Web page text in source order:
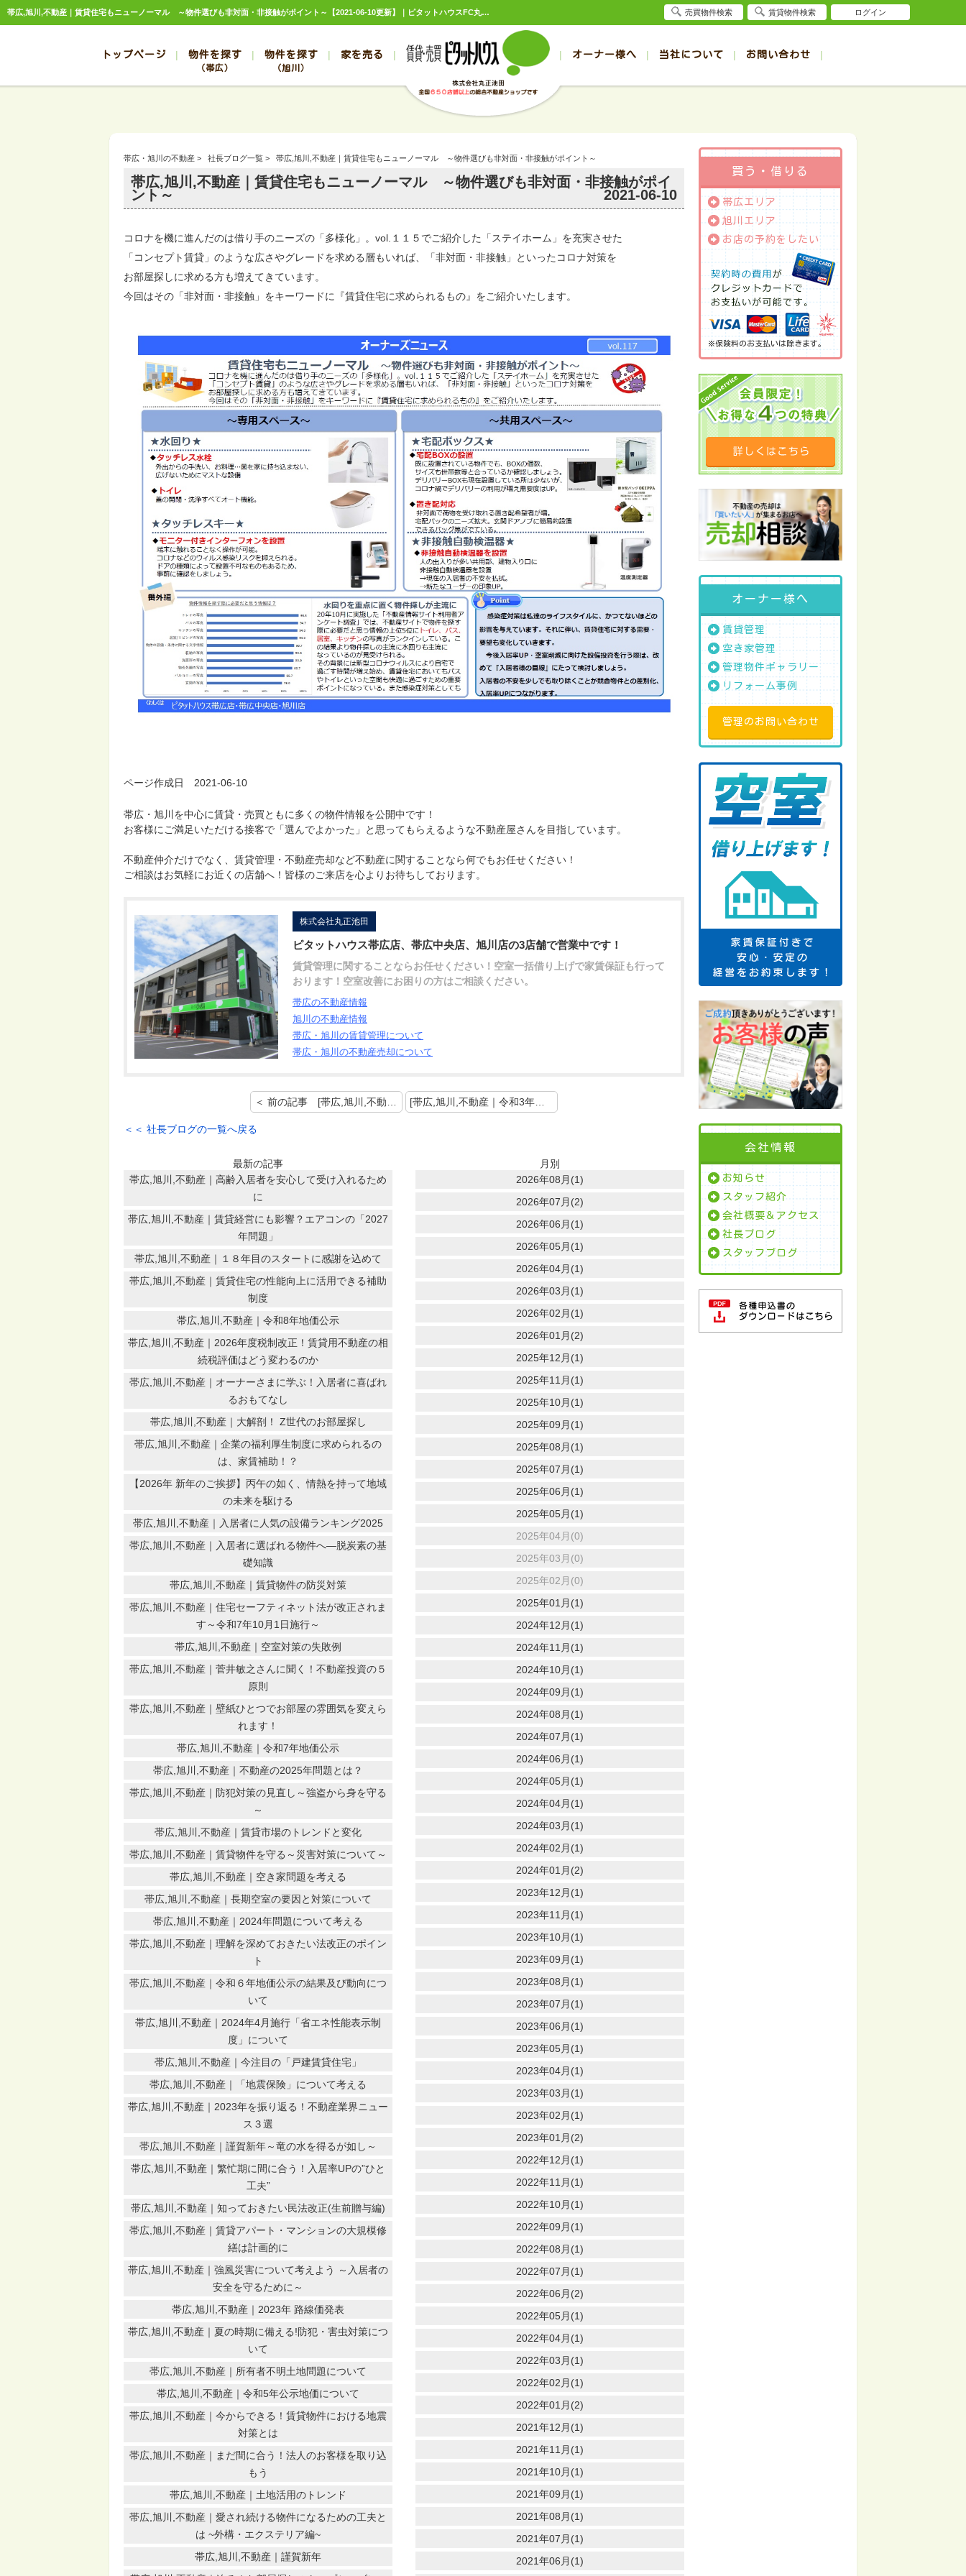
帯広,旭川,不動産｜賃貸住宅もニューノーマル ～物件選びも非対面・非接触がポイント～【2021-06-10更新】｜ピタットハウスFC丸正池田
トップページ 物件を探す
（帯広）
売買
帯広の土地
帯広の中古マンション
帯広の3000万～4000万円
帯広の4000万以上
帯広の賃貸一戸建て
帯広の賃貸事務所
帯広の1DK～1LDK賃貸
帯広の2K～2LDK賃貸
帯広の3K～3LDK賃貸
帯広の4K以上賃貸
物件を探す
（旭川）
売買
旭川の土地
旭川の中古マンション
旭川の3000万～4000万円
旭川の4000万以上
旭川の賃貸一戸建て
旭川の賃貸事務所
旭川の1DK～1LDK賃貸
旭川の2K～2LDK賃貸
旭川の3K～3LDK賃貸
旭川の4K以上賃貸
家を売る オーナー様へ 当社について
スタッフブログ お客様の声
お問い合わせ
売却のお問合せ 入居者様ページ
帯広・旭川の不動産 > 社長ブログ一覧 > 帯広,旭川,不動産｜賃貸住宅もニューノーマル ～物件選びも非対面・非接触がポイント～
帯広,旭川,不動産｜賃貸住宅もニューノーマル ～物件選びも非対面・非接触がポイ
ント～
2021-06-10
コロナを機に進んだのは借り手のニーズの「多様化」。vol.１１５でご紹介した「ステイホーム」を充実させた
「コンセプト賃貸」のような広さやグレードを求める層もいれば、「非対面・非接触」といったコロナ対策を
お部屋探しに求める方も増えてきています。
今回はその「非対面・非接触」をキーワードに『賃貸住宅に求められるもの』をご紹介いたします。
ページ作成日 2021-06-10
帯広・旭川を中心に賃貸・売買ともに多くの物件情報を公開中です！
お客様にご満足いただける接客で「選んでよかった」と思ってもらえるような不動産屋さんを目指しています。
不動産仲介だけでなく、賃貸管理・不動産売却など不動産に関することなら何でもお任せください！
ご相談はお気軽にお近くの店舗へ！皆様のご来店を心よりお待ちしております。
株式会社丸正池田
ピタットハウス帯広店、帯広中央店、旭川店の3店舗で営業中です！
賃貸管理に関することならお任せください！空室一括借り上げで家賃保証も行って
おります！空室改善にお困りの方はご相談ください。
帯広の不動産情報
旭川の不動産情報
帯広・旭川の賃貸管理について
帯広・旭川の不動産売却について
＜＜ 社長ブログの一覧へ戻る
最新の記事
帯広,旭川,不動産｜高齢入居者を安心して受け入れるため
に
帯広,旭川,不動産｜賃貸経営にも影響？エアコンの「2027
年問題」
帯広,旭川,不動産｜１８年目のスタートに感謝を込めて
帯広,旭川,不動産｜賃貸住宅の性能向上に活用できる補助
制度
帯広,旭川,不動産｜令和8年地価公示
帯広,旭川,不動産｜2026年度税制改正！賃貸用不動産の相
続税評価はどう変わるのか
帯広,旭川,不動産｜オーナーさまに学ぶ！入居者に喜ばれ
るおもてなし
帯広,旭川,不動産｜大解剖！ Z世代のお部屋探し
帯広,旭川,不動産｜企業の福利厚生制度に求められるの
は、家賃補助！？
【2026年 新年のご挨拶】丙午の如く、情熱を持って地域
の未来を駆ける
帯広,旭川,不動産｜入居者に人気の設備ランキング2025
帯広,旭川,不動産｜入居者に選ばれる物件へ―脱炭素の基
礎知識
帯広,旭川,不動産｜賃貸物件の防災対策
帯広,旭川,不動産｜住宅セーフティネット法が改正されま
す～令和7年10月1日施行～
帯広,旭川,不動産｜空室対策の失敗例
帯広,旭川,不動産｜菅井敏之さんに聞く！不動産投資の５
原則
帯広,旭川,不動産｜壁紙ひとつでお部屋の雰囲気を変えら
れます！
帯広,旭川,不動産｜令和7年地価公示
帯広,旭川,不動産｜不動産の2025年問題とは？
帯広,旭川,不動産｜防犯対策の見直し～強盗から身を守る
～
帯広,旭川,不動産｜賃貸市場のトレンドと変化
帯広,旭川,不動産｜賃貸物件を守る～災害対策について～
帯広,旭川,不動産｜空き家問題を考える
帯広,旭川,不動産｜長期空室の要因と対策について
帯広,旭川,不動産｜2024年問題について考える
帯広,旭川,不動産｜理解を深めておきたい法改正のポイン
ト
帯広,旭川,不動産｜令和６年地価公示の結果及び動向につ
いて
帯広,旭川,不動産｜2024年4月施行「省エネ性能表示制
度」について
帯広,旭川,不動産｜今注目の「戸建賃貸住宅」
帯広,旭川,不動産｜「地震保険」について考える
帯広,旭川,不動産｜2023年を振り返る！不動産業界ニュー
ス３選
帯広,旭川,不動産｜謹賀新年～竜の水を得るが如し～
帯広,旭川,不動産｜繁忙期に間に合う！入居率UPの”ひと
工夫”
帯広,旭川,不動産｜知っておきたい民法改正(生前贈与編)
帯広,旭川,不動産｜賃貸アパート・マンションの大規模修
繕は計画的に
帯広,旭川,不動産｜強風災害について考えよう ～入居者の
安全を守るために～
帯広,旭川,不動産｜2023年 路線価発表
帯広,旭川,不動産｜夏の時期に備える!防犯・害虫対策につ
いて
帯広,旭川,不動産｜所有者不明土地問題について
帯広,旭川,不動産｜令和5年公示地価について
帯広,旭川,不動産｜今からできる！賃貸物件における地震
対策とは
帯広,旭川,不動産｜まだ間に合う！法人のお客様を取り込
もう
帯広,旭川,不動産｜土地活用のトレンド
帯広,旭川,不動産｜愛され続ける物件になるための工夫と
は ~外構・エクステリア編~
帯広,旭川,不動産｜謹賀新年
月別
2026年08月(1)
2026年07月(2)
2026年06月(1)
2026年05月(1)
2026年04月(1)
2026年03月(1)
2026年02月(1)
2026年01月(2)
2025年12月(1)
2025年11月(1)
2025年10月(1)
2025年09月(1)
2025年08月(1)
2025年07月(1)
2025年06月(1)
2025年05月(1)
2025年04月(0)
2025年03月(0)
2025年02月(0)
2025年01月(1)
2024年12月(1)
2024年11月(1)
2024年10月(1)
2024年09月(1)
2024年08月(1)
2024年07月(1)
2024年06月(1)
2024年05月(1)
2024年04月(1)
2024年03月(1)
2024年02月(1)
2024年01月(2)
2023年12月(1)
2023年11月(1)
2023年10月(1)
2023年09月(1)
2023年08月(1)
2023年07月(1)
2023年06月(1)
2023年05月(1)
2023年04月(1)
2023年03月(1)
2023年02月(1)
2023年01月(2)
2022年12月(1)
2022年11月(1)
2022年10月(1)
2022年09月(1)
2022年08月(1)
2022年07月(1)
2022年06月(2)
2022年05月(1)
2022年04月(1)
2022年03月(1)
2022年02月(1)
2022年01月(2)
2021年12月(1)
2021年11月(1)
2021年10月(1)
2021年09月(1)
2021年08月(1)
2021年07月(1)
2021年06月(1)
買う・借りる
帯広エリア
旭川エリア
お店の予約をしたい
※保険料のお支払いは除きます。
オーナー様へ
賃貸管理
空き家管理
管理物件ギャラリー
リフォーム事例
管理のお問い合わせ
会社情報
お知らせ
スタッフ紹介
会社概要＆アクセス
社長ブログ
スタッフブログ
売買物件検索 賃貸物件検索 ログイン